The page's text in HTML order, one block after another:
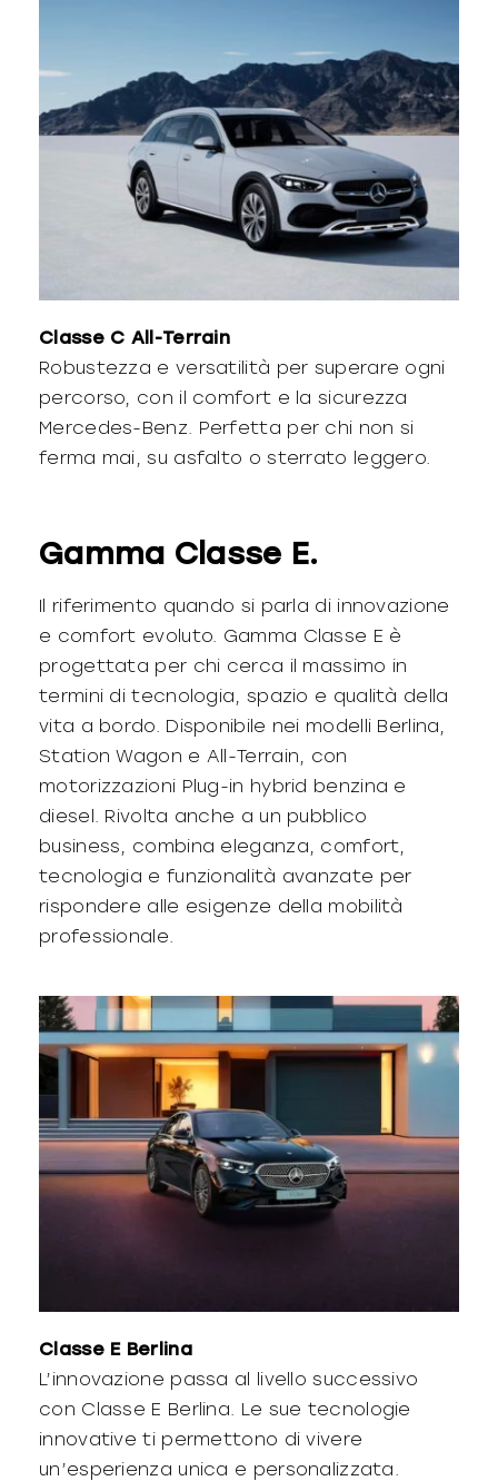
Classe C All-Terrain
Robustezza e versatilità per superare ogni
percorso, con il comfort e la sicurezza
Mercedes-Benz. Perfetta per chi non si
ferma mai, su asfalto o sterrato leggero.
Gamma Classe E.
Il riferimento quando si parla di innovazione
e comfort evoluto. Gamma Classe E è
progettata per chi cerca il massimo in
termini di tecnologia, spazio e qualità della
vita a bordo. Disponibile nei modelli Berlina,
Station Wagon e All-Terrain, con
motorizzazioni Plug-in hybrid benzina e
diesel. Rivolta anche a un pubblico
business, combina eleganza, comfort,
tecnologia e funzionalità avanzate per
rispondere alle esigenze della mobilità
professionale.
Classe E Berlina
L’innovazione passa al livello successivo
con Classe E Berlina. Le sue tecnologie
innovative ti permettono di vivere
un’esperienza unica e personalizzata.